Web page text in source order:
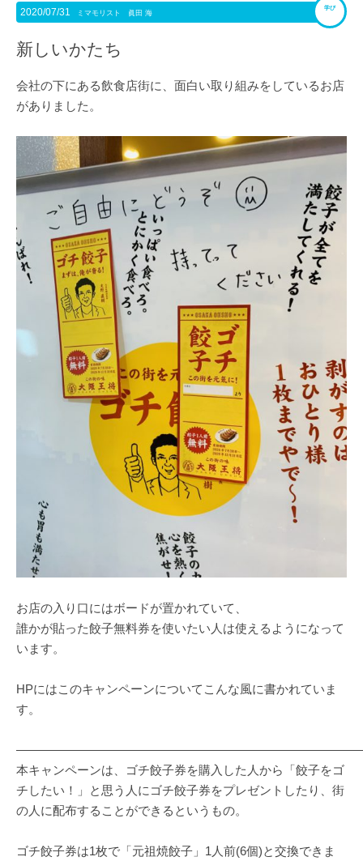
2020/07/31 ミマモリスト 眞田 海
学び
新しいかたち
会社の下にある飲食店街に、面白い取り組みをしているお店
がありました。
お店の入り口にはボードが置かれていて、
誰かが貼った餃子無料券を使いたい人は使えるようになって
います。
HPにはこのキャンペーンについてこんな風に書かれていま
す。
本キャンペーンは、ゴチ餃子券を購入した人から「餃子をゴ
チしたい！」と思う人にゴチ餃子券をプレゼントしたり、街
の人に配布することができるというもの。
ゴチ餃子券は1枚で「元祖焼餃子」1人前(6個)と交換できま